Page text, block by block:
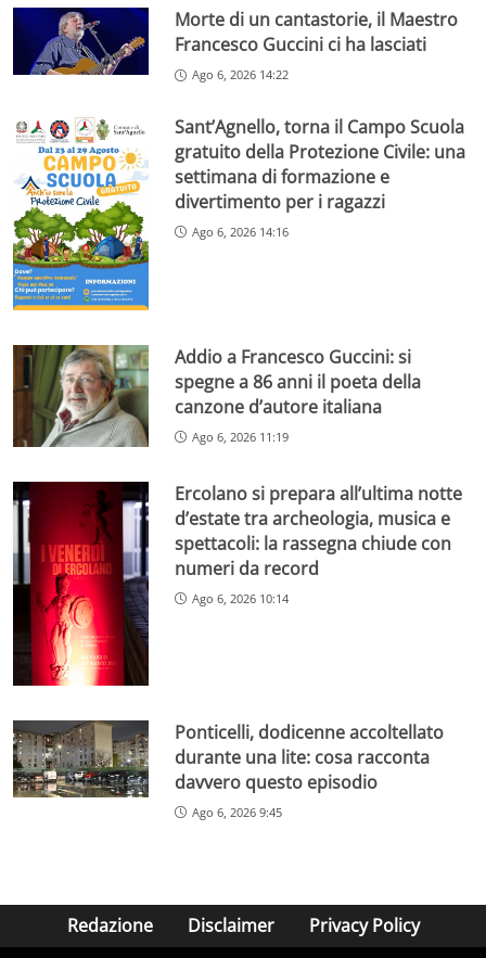
Morte di un cantastorie, il Maestro
Francesco Guccini ci ha lasciati
Ago 6, 2026 14:22
Sant’Agnello, torna il Campo Scuola
gratuito della Protezione Civile: una
settimana di formazione e
divertimento per i ragazzi
Ago 6, 2026 14:16
Addio a Francesco Guccini: si
spegne a 86 anni il poeta della
canzone d’autore italiana
Ago 6, 2026 11:19
Ercolano si prepara all’ultima notte
d’estate tra archeologia, musica e
spettacoli: la rassegna chiude con
numeri da record
Ago 6, 2026 10:14
Ponticelli, dodicenne accoltellato
durante una lite: cosa racconta
davvero questo episodio
Ago 6, 2026 9:45
Redazione Disclaimer Privacy Policy